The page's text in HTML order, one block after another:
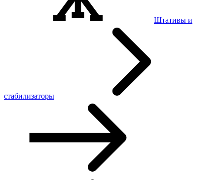
Штативы и
стабилизаторы